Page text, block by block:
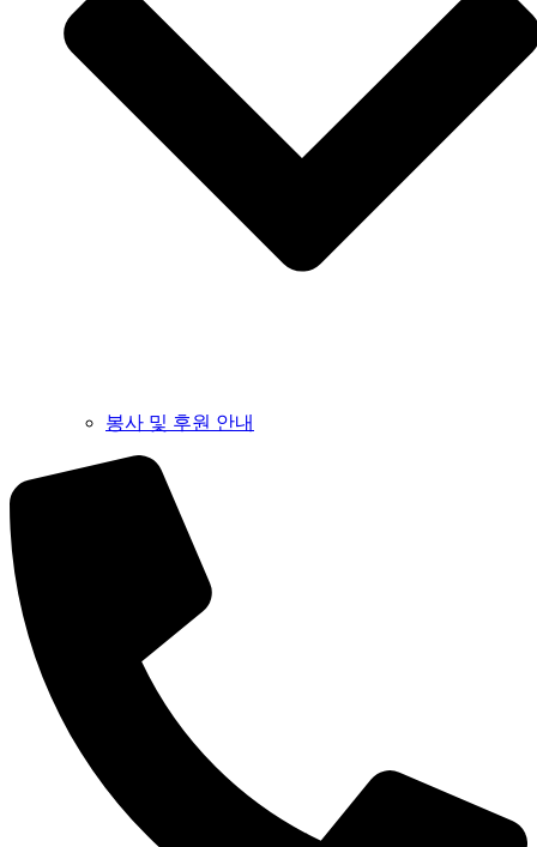
봉사 및 후원 안내